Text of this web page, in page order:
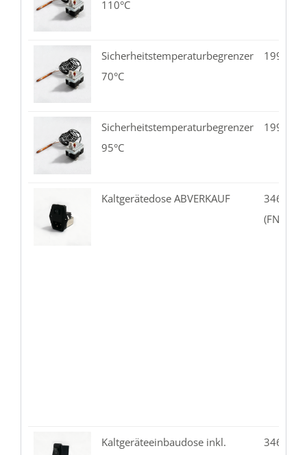
110°C
Sicherheitstemperaturbegrenzer
70°C
199.08-
Sicherheitstemperaturbegrenzer
95°C
199.08-
Kaltgerätedose ABVERKAUF
346.03-
Kaltgeräteeinbaudose inkl.
346.03-